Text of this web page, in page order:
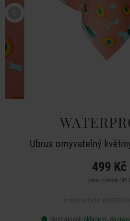
Ubrus omyvatelný
499 Kč
cena včetně DPH
Dostupnost: skladem,